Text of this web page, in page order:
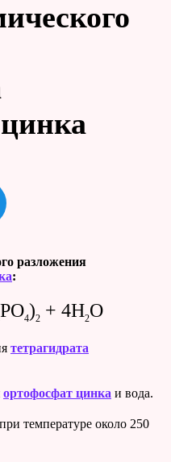
разложения
:
4)2 + 4H2O
тетрагидрата
ортофосфат цинка и вода.
температуре около 250